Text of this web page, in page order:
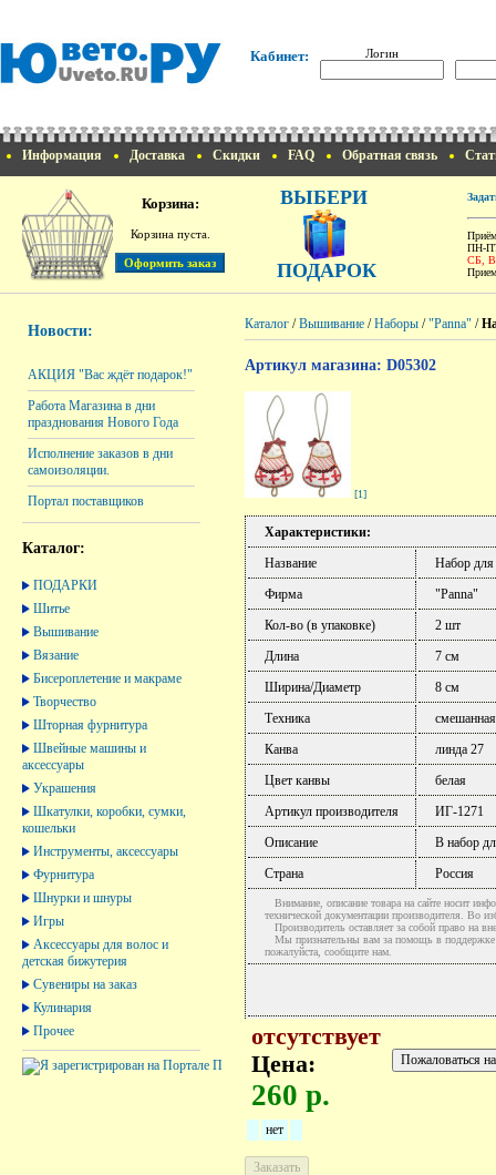
Кабинет: Логин
Информация Доставка Скидки FAQ Обратная связь
Корзина:
Корзина пуста.
ВЫБЕРИ
ПОДАРОК
ПН-
СБ,
Новости:
АКЦИЯ "Вас ждёт подарок!"
Работа Магазина в дни
празднования Нового Года
Исполнение заказов в дни
самоизоляции.
Портал поставщиков
Каталог:
ПОДАРКИ
Шитье
Вышивание
Вязание
Бисероплетение и макраме
Творчество
Шторная фурнитура
Швейные машины и
аксессуары
Украшения
Шкатулки, коробки, сумки,
кошельки
Инструменты, аксессуары
Фурнитура
Шнурки и шнуры
Игры
Аксессуары для волос и
детская бижутерия
Сувениры на заказ
Кулинария
Прочее
Каталог /Вышивание /Наборы /"Panna" /
Артикул магазина: D05302
[1]
Характеристики:
Название
Набор
Фирма
"Panna"
Кол-во (в упаковке)
2 шт
Длина
7 см
Ширина/Диаметр
8 см
Техника
смешанная
Канва
линда 27
Цвет канвы
белая
Артикул производителя
ИГ-1271
Описание
В набор
Страна
Россия
Внимание, описание товара на сайте носит
технической документации производителя. Во
Производитель оставляет за собой право на
Мы признательны вам за помощь в поддержке
пожалуйста, сообщите нам.
отсутствует
Цена:
260 р.
нет